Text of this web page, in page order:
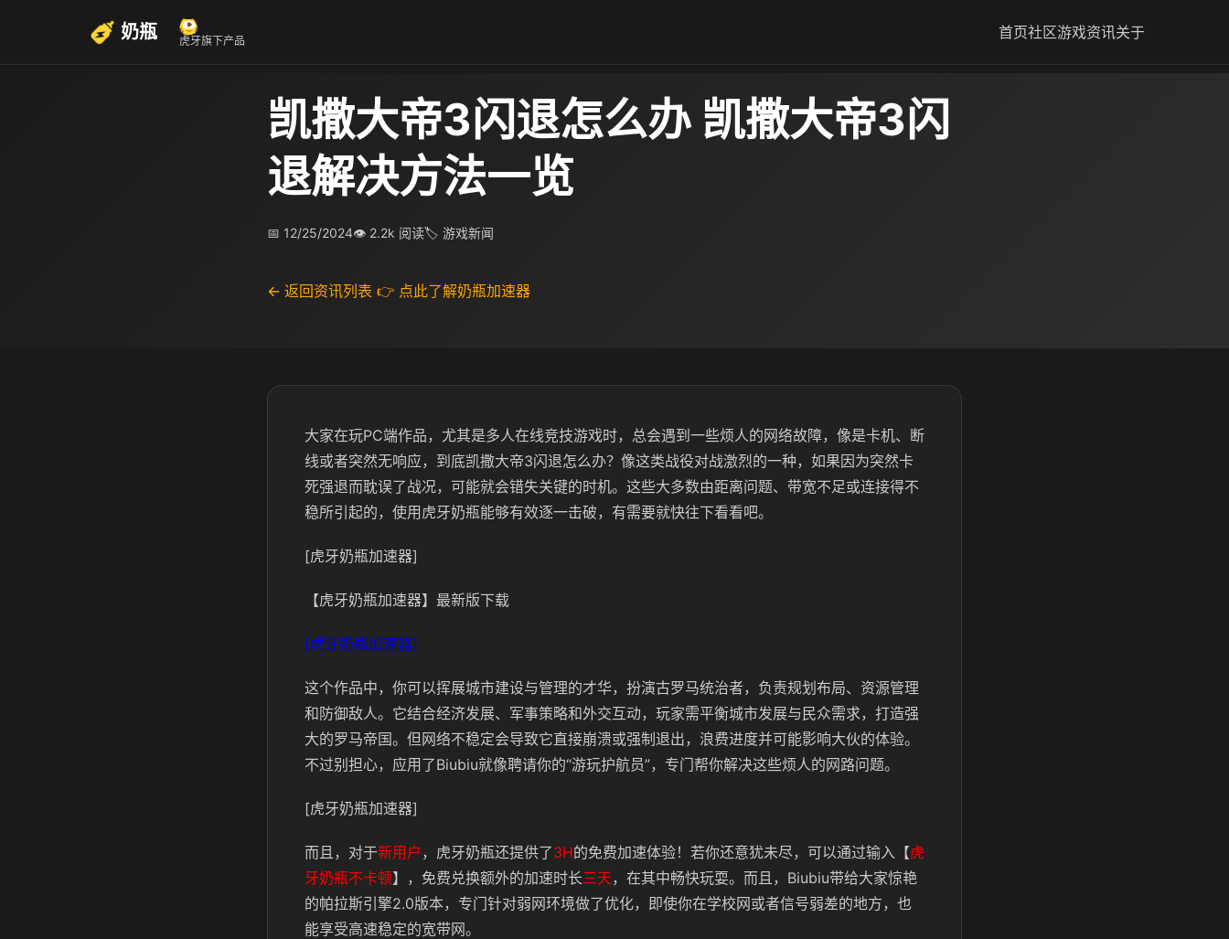
奶瓶 虎牙旗下产品 首页社区游戏资讯关于
凯撒大帝3闪退怎么办 凯撒大帝3闪
退解决方法一览
📅 12/25/2024👁 2.2k 阅读🏷 游戏新闻
← 返回资讯列表 👉 点此了解奶瓶加速器
大家在玩PC端作品，尤其是多人在线竞技游戏时，总会遇到一些烦人的网络故障，像是卡机、断
线或者突然无响应，到底凯撒大帝3闪退怎么办？像这类战役对战激烈的一种，如果因为突然卡
死强退而耽误了战况，可能就会错失关键的时机。这些大多数由距离问题、带宽不足或连接得不
稳所引起的，使用虎牙奶瓶能够有效逐一击破，有需要就快往下看看吧。
[虎牙奶瓶加速器]
【虎牙奶瓶加速器】最新版下载
[虎牙奶瓶加速器]
这个作品中，你可以挥展城市建设与管理的才华，扮演古罗马统治者，负责规划布局、资源管理
和防御敌人。它结合经济发展、军事策略和外交互动，玩家需平衡城市发展与民众需求，打造强
大的罗马帝国。但网络不稳定会导致它直接崩溃或强制退出，浪费进度并可能影响大伙的体验。
不过别担心，应用了Biubiu就像聘请你的“游玩护航员”，专门帮你解决这些烦人的网路问题。
[虎牙奶瓶加速器]
而且，对于新用户 ，虎牙奶瓶还提供了3H的免费加速体验！若你还意犹未尽，可以通过输入 【虎
牙奶瓶不卡顿】， 免费兑换额外的加速时长三天 ，在其中畅快玩耍。而且，Biubiu带给大家惊艳
的帕拉斯引擎2.0版本，专门针对弱网环境做了优化，即使你在学校网或者信号弱差的地方，也
能享受高速稳定的宽带网。